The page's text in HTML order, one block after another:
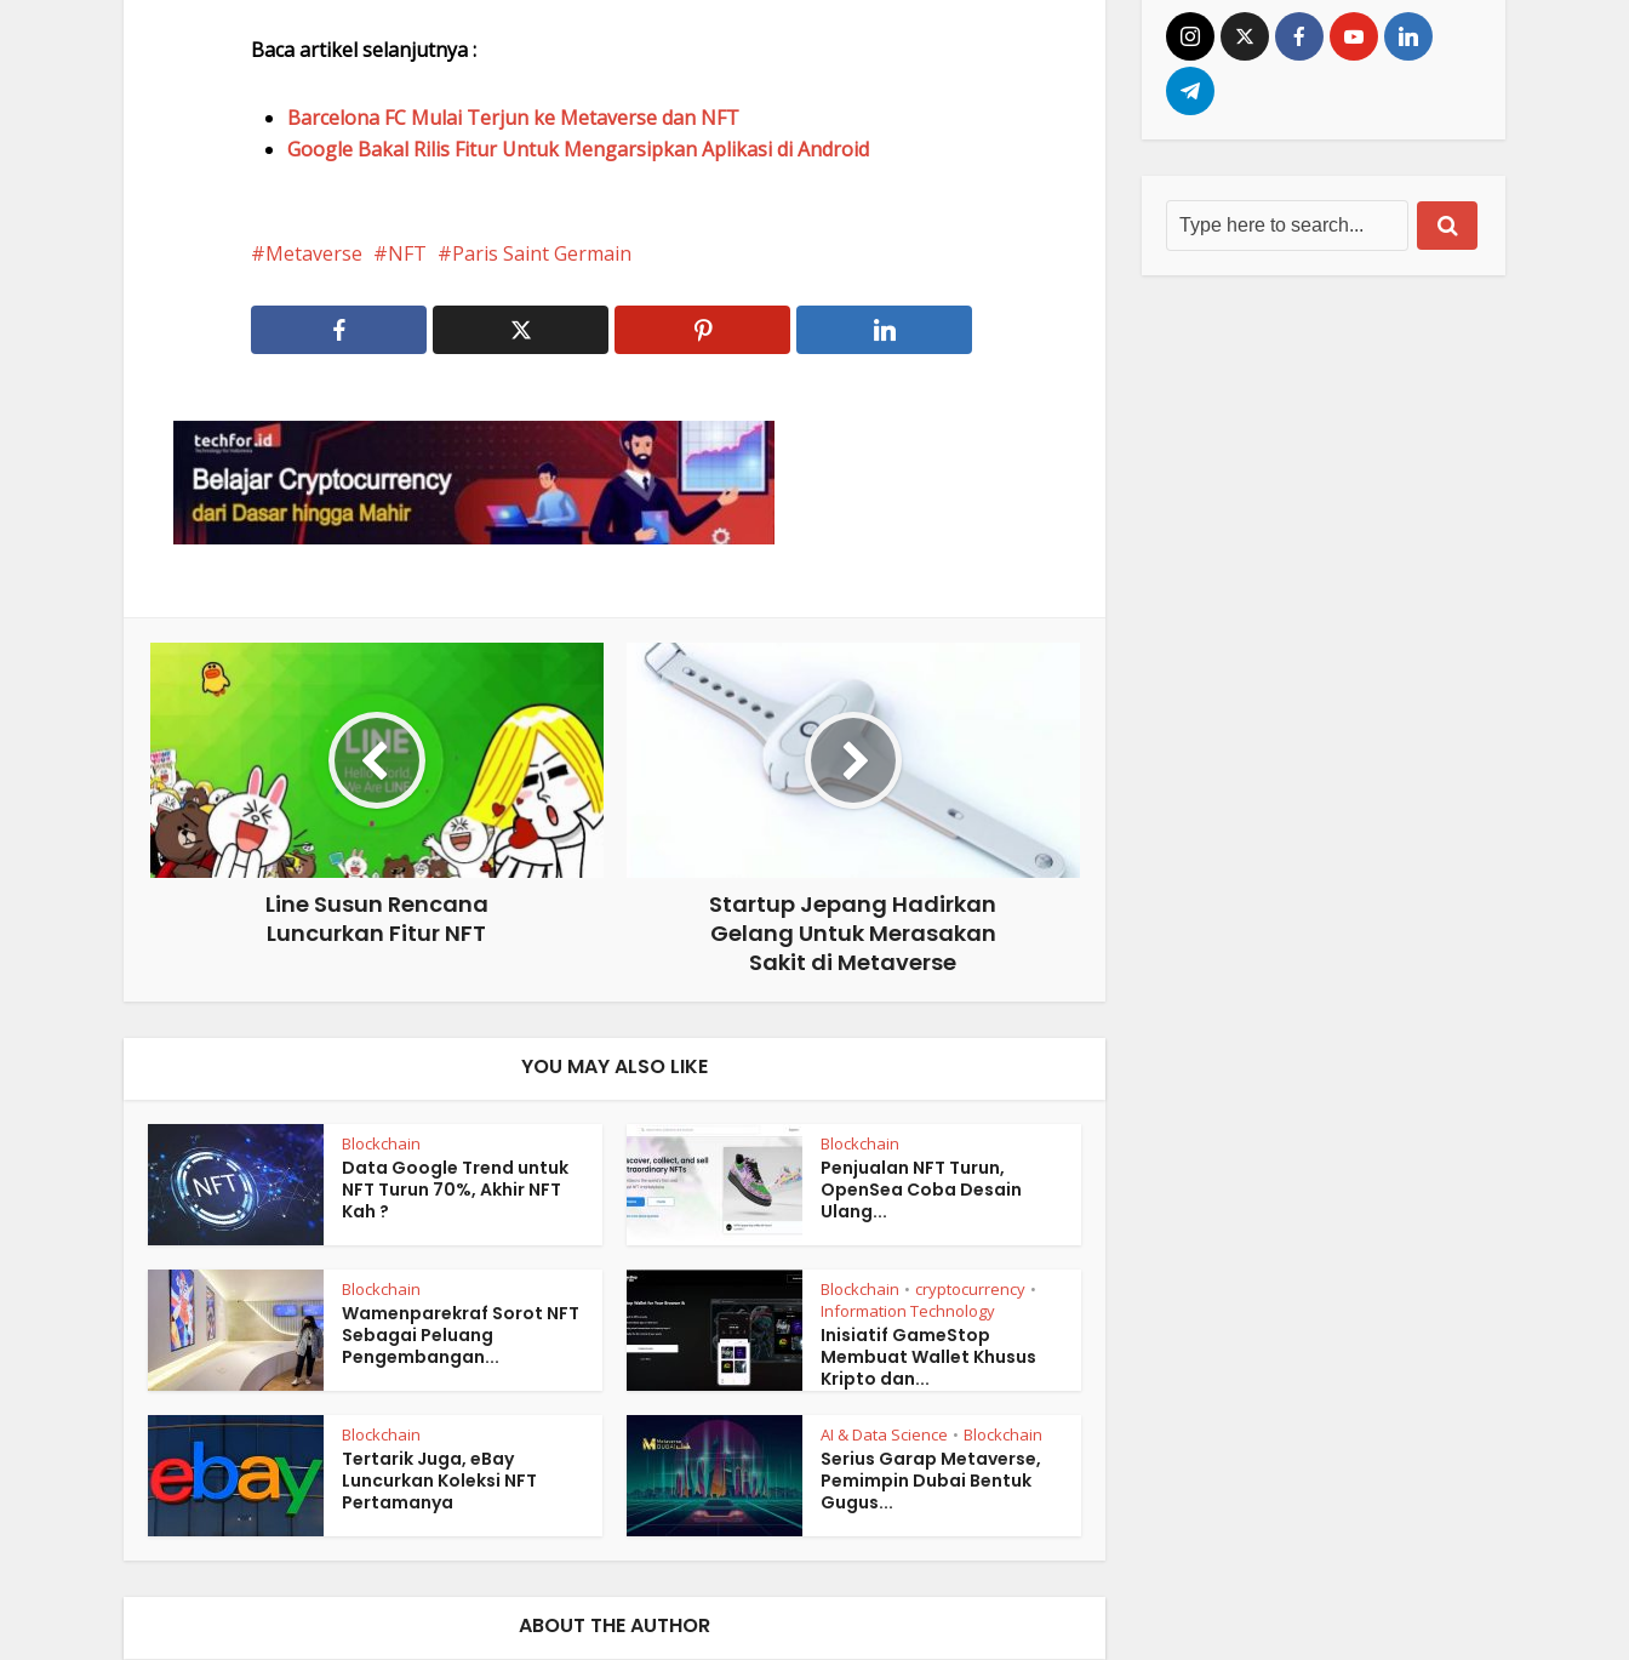
Baca artikel selanjutnya :
Barcelona FC Mulai Terjun ke Metaverse dan NFT
Google Bakal Rilis Fitur Untuk Mengarsipkan Aplikasi di Android
Metaverse NFT Paris Saint Germain
Line Susun Rencana
Luncurkan Fitur NFT
Startup Jepang Hadirkan
Gelang Untuk Merasakan
Sakit di Metaverse
YOU MAY ALSO LIKE
Blockchain
Data Google Trend untuk
NFT Turun 70%, Akhir NFT
Kah ?
Blockchain
Penjualan NFT Turun,
OpenSea Coba Desain
Ulang...
Blockchain
Wamenparekraf Sorot NFT
Sebagai Peluang
Pengembangan...
Blockchain • cryptocurrency •
Information Technology
Inisiatif GameStop
Membuat Wallet Khusus
Kripto dan...
Blockchain
Tertarik Juga, eBay
Luncurkan Koleksi NFT
Pertamanya
AI & Data Science • Blockchain
Serius Garap Metaverse,
Pemimpin Dubai Bentuk
Gugus...
ABOUT THE AUTHOR